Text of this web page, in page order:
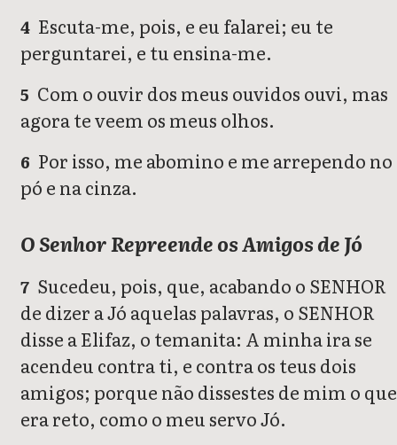
4 Escuta-me, pois, e eu falarei; eu te
perguntarei, e tu ensina-me.
5 Com o ouvir dos meus ouvidos ouvi, mas
agora te veem os meus olhos.
6 Por isso, me abomino e me arrependo no
pó e na cinza.
O Senhor Repreende os Amigos de Jó
7 Sucedeu, pois, que, acabando o SENHOR
de dizer a Jó aquelas palavras, o SENHOR
disse a Elifaz, o temanita: A minha ira se
acendeu contra ti, e contra os teus dois
amigos; porque não dissestes de mim o que
era reto, como o meu servo Jó.